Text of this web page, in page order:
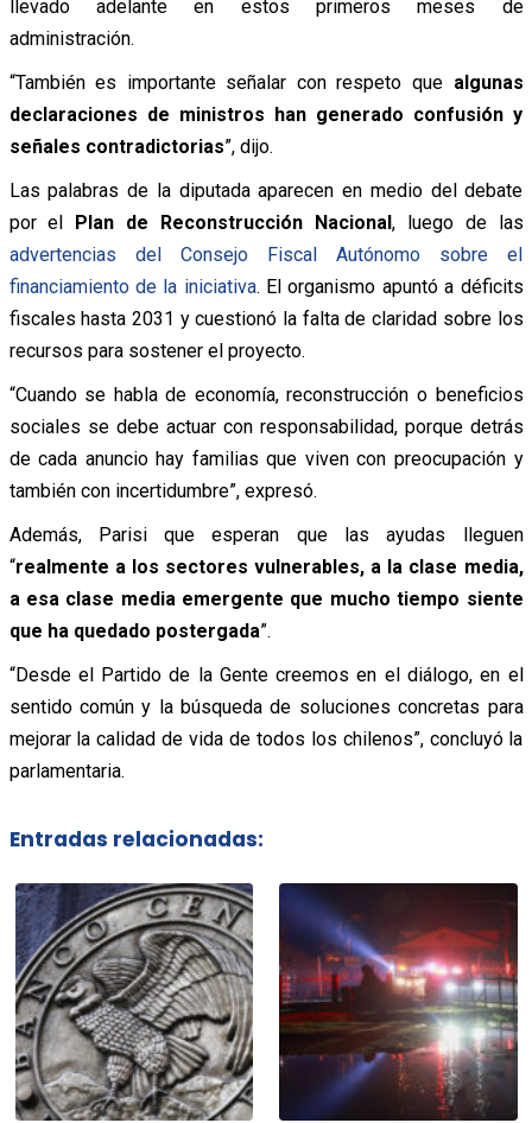
llevado adelante en estos primeros meses de
administración.
“También es importante señalar con respeto que algunas
declaraciones de ministros han generado confusión y
señales contradictorias”, dijo.
Las palabras de la diputada aparecen en medio del debate
por el Plan de Reconstrucción Nacional, luego de las
advertencias del Consejo Fiscal Autónomo sobre el
financiamiento de la iniciativa. El organismo apuntó a déficits
fiscales hasta 2031 y cuestionó la falta de claridad sobre los
recursos para sostener el proyecto.
“Cuando se habla de economía, reconstrucción o beneficios
sociales se debe actuar con responsabilidad, porque detrás
de cada anuncio hay familias que viven con preocupación y
también con incertidumbre”, expresó.
Además, Parisi que esperan que las ayudas lleguen
“realmente a los sectores vulnerables, a la clase media,
a esa clase media emergente que mucho tiempo siente
que ha quedado postergada”.
“Desde el Partido de la Gente creemos en el diálogo, en el
sentido común y la búsqueda de soluciones concretas para
mejorar la calidad de vida de todos los chilenos”, concluyó la
parlamentaria.
Entradas relacionadas: